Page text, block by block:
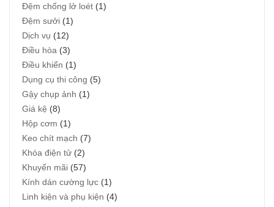
Đệm chống lở loét (1)
Đệm sưởi (1)
Dịch vụ (12)
Điều hòa (3)
Điều khiển (1)
Dụng cụ thi công (5)
Gậy chụp ảnh (1)
Giá kệ (8)
Hộp cơm (1)
Keo chít mạch (7)
Khóa điện tử (2)
Khuyến mãi (57)
Kính dán cường lực (1)
Linh kiện và phụ kiện (4)